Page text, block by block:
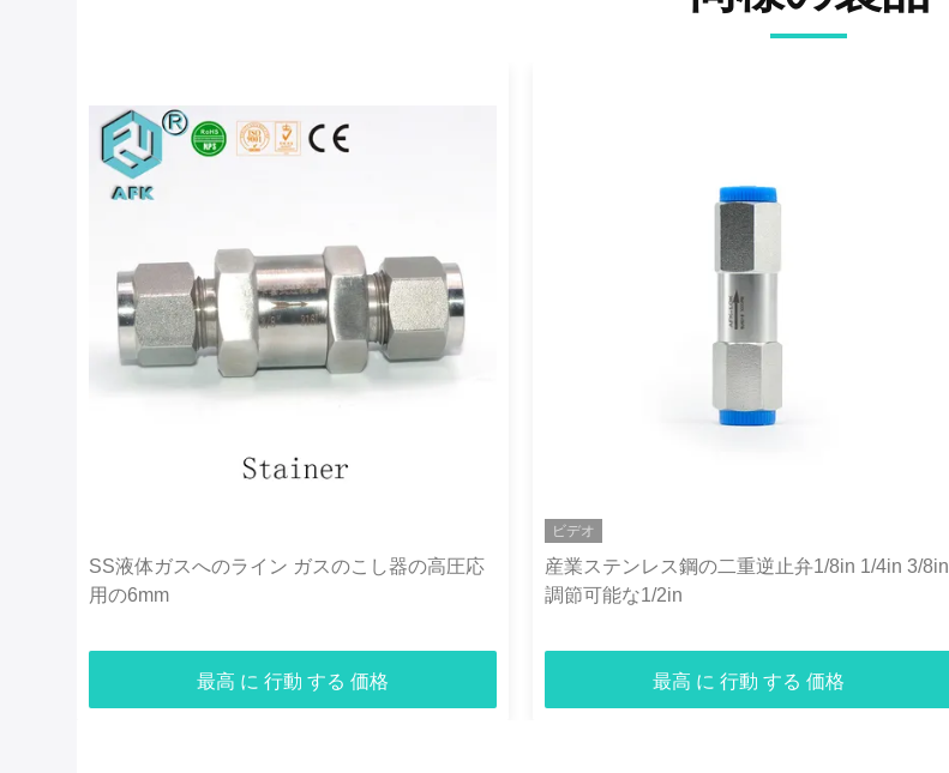
SS液体ガスへのライン ガスのこし器の高圧応
用の6mm
最高 に 行動 する 価格
ビデオ
産業ステンレス鋼の二重逆止弁1/8in 1/4in 3/8in
調節可能な1/2in
最高 に 行動 する 価格